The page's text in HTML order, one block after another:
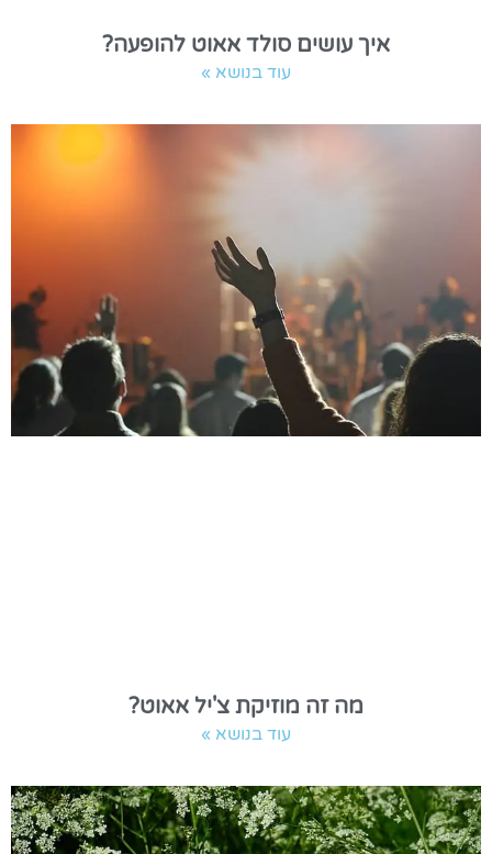
איך עושים סולד אאוט להופעה?
עוד בנושא »
מה זה מוזיקת צ'יל אאוט?
עוד בנושא »